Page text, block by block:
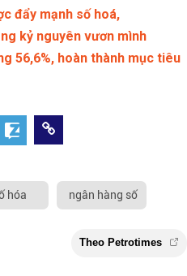
đẩy mạnh số hoá,
kỷ nguyên vươn mình
56,6%, hoàn thành mục tiêu
hóa ngân hàng số